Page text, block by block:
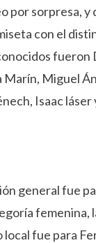
sorpresa, y
con el
fueron
Miguel
Isaac láser
general fue
fue para